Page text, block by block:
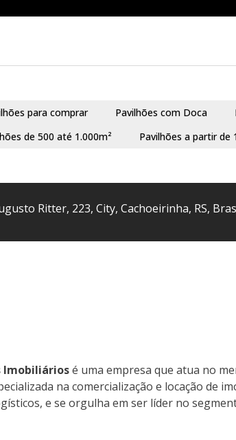
para comprar Pavilhões com Doca
de 500 até 1.000m² Pavilhões a partir de
Ritter, 223, City, Cachoeirinha, RS,
Imobiliáriosé uma empresa que atua no
na comercialização e locação de
e se orgulha em ser líder no